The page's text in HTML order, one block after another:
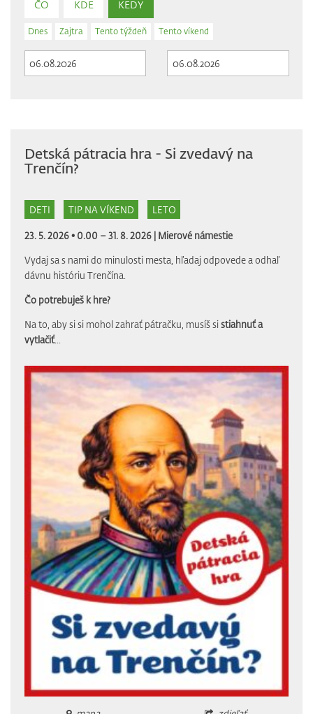
ČO KDE KEDY
Dnes Zajtra Tento týždeň Tento víkend
Detská pátracia hra - Si zvedavý na
Trenčín?
DETI TIP NA VÍKEND LETO
23. 5. 2026 • 0.00 – 31. 8. 2026 | Mierové námestie
Vydaj sa s nami do minulosti mesta, hľadaj odpovede a odhaľ
dávnu históriu Trenčína.
Čo potrebuješ k hre?
Na to, aby si si mohol zahrať pátračku, musíš sistiahnuť a
vytlačiť...